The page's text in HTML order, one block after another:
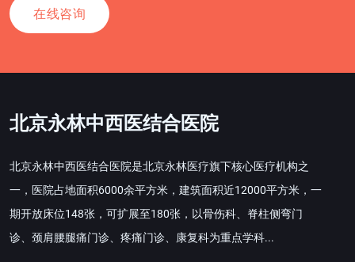
在线咨询
北京永林中西医结合医院
北京永林中西医结合医院是北京永林医疗旗下核心医疗机构之
一，医院占地面积6000余平方米，建筑面积近12000平方米，一
期开放床位148张，可扩展至180张，以骨伤科、脊柱侧弯门
诊、颈肩腰腿痛门诊、疼痛门诊、康复科为重点学科...